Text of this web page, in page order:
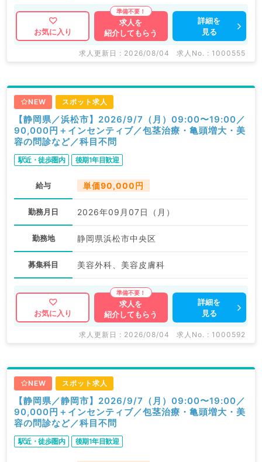
お気に入り
求人を
紹介してもらう
詳細を
見る
求人更新日 : 2026/08/04 求人No. : 1000555
NEW スポット求人
【静岡県／浜松市】2026/9/7（月）09:00〜19:00／
90,000円＋インセンティブ／包茎治療・亀頭増大・美
容の問診など／科目不問
駅近・徒歩圏内 後期1年目歓迎
給与 単価90,000円
勤務月日 2026年09月07日（月）
勤務地 静岡県浜松市中央区
募集科目 美容外科、美容皮膚科
お気に入り
求人を
紹介してもらう
詳細を
見る
求人更新日 : 2026/08/04 求人No. : 1000592
NEW スポット求人
【静岡県／静岡市】2026/9/7（月）09:00〜19:00／
90,000円＋インセンティブ／包茎治療・亀頭増大・美
容の問診など／科目不問
駅近・徒歩圏内 後期1年目歓迎